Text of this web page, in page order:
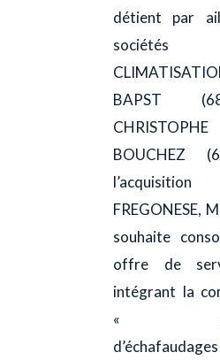
détient par
sociétés
BAPST
CHRISTOPHE
BOUCHEZ
FREGONESE,
souhaite
offre de
intégrant la
«